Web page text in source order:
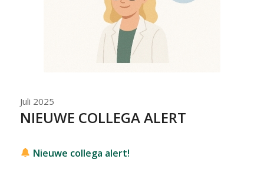
Juli 2025
NIEUWE COLLEGA ALERT
Nieuwe collega alert!